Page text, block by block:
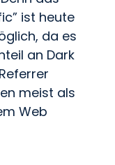
ist heute
da es
an Dark
meist als
Web